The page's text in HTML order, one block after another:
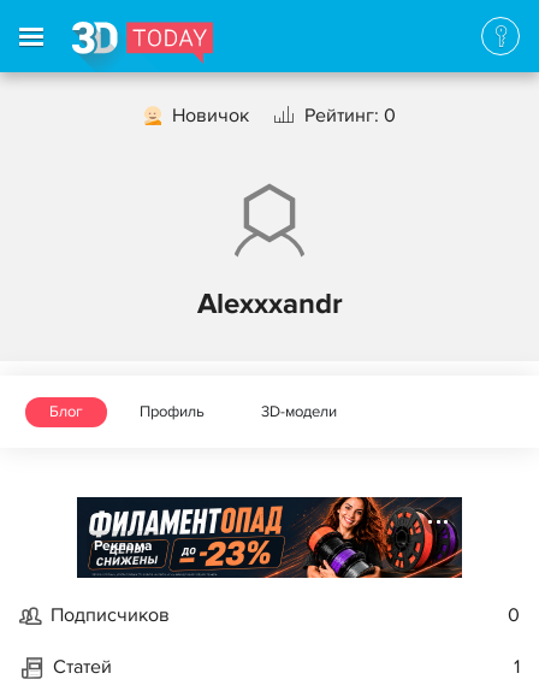
Новичок Рейтинг: 0
Alexxxandr
Блог Профиль 3D-модели
Реклама
Подписчиков 0
Статей 1